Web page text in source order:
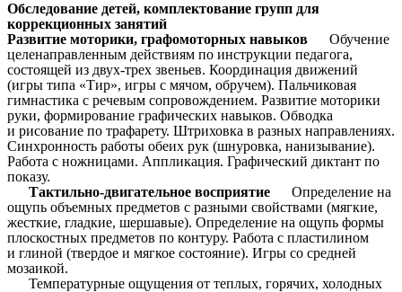
Обследование детей, комплектование групп для
коррекционных занятий
Развитие моторики, графомоторных навыков Обучение
целенаправленным действиям по инструкции педагога,
состоящей из двух-трех звеньев. Координация движений
(игры типа «Тир», игры с мячом, обручем). Пальчиковая
гимнастика с речевым сопровождением. Развитие моторики
руки, формирование графических навыков. Обводка
и рисование по трафарету. Штриховка в разных направлениях.
Синхронность работы обеих рук (шнуровка, нанизывание).
Работа с ножницами. Аппликация. Графический диктант по
показу.
Тактильно-двигательное восприятие Определение на
ощупь объемных предметов с разными свойствами (мягкие,
жесткие, гладкие, шершавые). Определение на ощупь формы
плоскостных предметов по контуру. Работа с пластилином
и глиной (твердое и мягкое состояние). Игры со средней
мозаикой.
Температурные ощущения от теплых, горячих, холодных